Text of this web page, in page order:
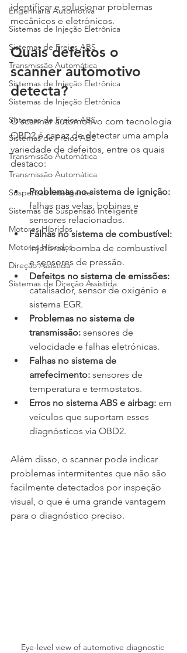
Engenharia Automotiva
Sistemas de Injeção Eletrônica
Sistemas de Freios ABS
Transmissão Automática
Sistemas de Injeção Eletrônica
Sistemas de Injeção Eletrônica
Sistemas de Freios ABS
Sistemas de Freios ABS
Transmissão Automática
Transmissão Automática
Suspensão Inteligente
Sistemas de Suspensão Inteligente
Motores Híbridos
Motores Híbridos
Direção Assistida
Sistemas de Direção Assistida
identificar e solucionar problemas
mecânicos e eletrónicos.
Quais defeitos o
scanner automotivo
detecta?
O scanner automotivo com tecnologia
OBD2 é capaz de detectar uma ampla
variedade de defeitos, entre os quais
destaco:
Problemas no sistema de ignição:
falhas nas velas, bobinas e
sensores relacionados.
Falhas no sistema de combustível:
injetores, bomba de combustível
e sensores de pressão.
Defeitos no sistema de emissões:
catalisador, sensor de oxigénio e
sistema EGR.
Problemas no sistema de
transmissão: sensores de
velocidade e falhas eletrónicas.
Falhas no sistema de
arrefecimento: sensores de
temperatura e termostatos.
Erros no sistema ABS e airbag: em
veículos que suportam esses
diagnósticos via OBD2.
Além disso, o scanner pode indicar
problemas intermitentes que não são
facilmente detectados por inspeção
visual, o que é uma grande vantagem
para o diagnóstico preciso.
Eye-level view of automotive diagnostic